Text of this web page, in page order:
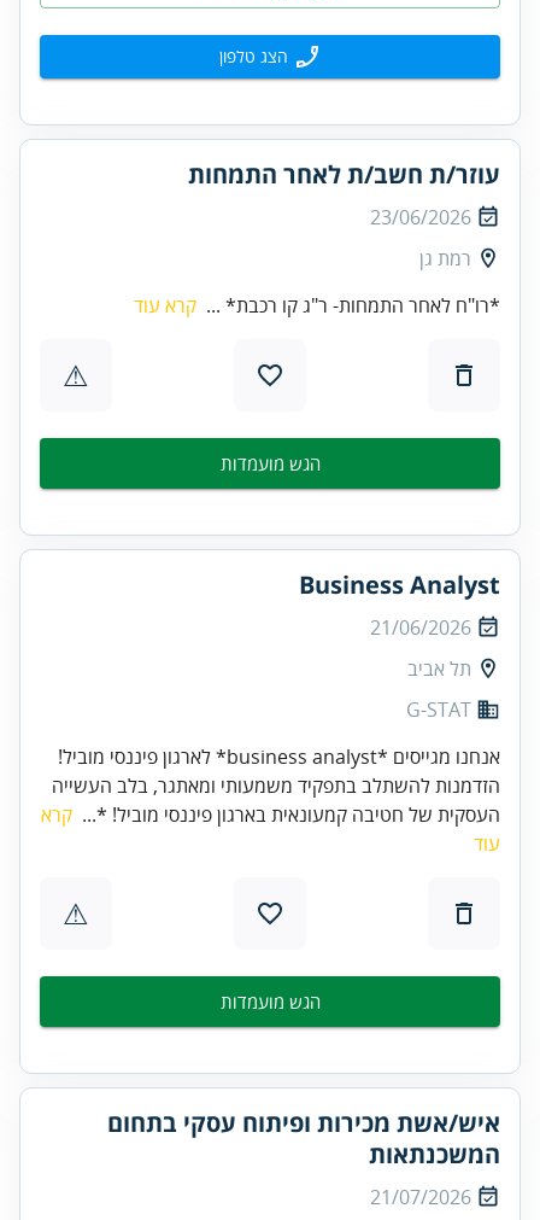
הצג טלפון
עוזר/ת חשב/ת לאחר התמחות
23/06/2026
רמת גן
*רו"ח לאחר התמחות- ר"ג קו רכבת* ... קרא עוד
⚠
הגש מועמדות
Business Analyst
21/06/2026
תל אביב
G-STAT
אנחנו מגייסים *business analyst* לארגון פיננסי מוביל!
הזדמנות להשתלב בתפקיד משמעותי ומאתגר, בלב העשייה
העסקית של חטיבה קמעונאית בארגון פיננסי מוביל! *... קרא
עוד
⚠
הגש מועמדות
איש/אשת מכירות ופיתוח עסקי בתחום
המשכנתאות
21/07/2026